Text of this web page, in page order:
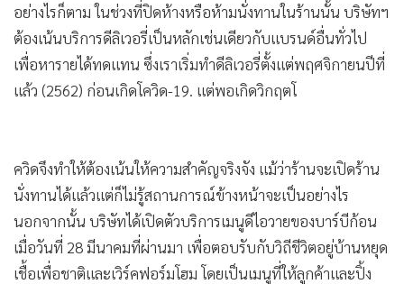
• Celeb Online
• Factcheck
• ญี่ปุ่น
อย่างไรก็ตาม ในช่วงที่ปิดห้างหรือห้ามนั่งทานในร้านนั้น บริษัทฯ
ต้องเน้นบริการดีลิเวอรี่เป็นหลักเช่นเดียวกับแบรนด์อื่นทั่วไป
เพื่อหารายได้ทดแทน ซึ่งเราเริ่มทำดีลิเวอรี่ตั้งแต่พฤศจิกายนปีที่
แล้ว (2562) ก่อนเกิดโควิด-19. แต่พอเกิดวิกฤตโ
ควิดจึงทำให้ต้องเน้นให้ความสำคัญจริงจัง แม้ว่าร้านจะเปิดร้าน
นั่งทานได้แล้วแต่ก็ไม่รู้สถานการณ์ข้างหน้าจะเป็นอย่างไร
นอกจากนั้น บริษัทได้เปิดตัวบริการเมนูดีไอวายของบาร์บีก้อน
เมื่อวันที่ 28 มีนาคมที่ผ่านมา เพื่อตอบรับกับวิถีชีวิตอยู่บ้านหยุด
เชื้อเพื่อชาติและเวิร์คฟอร์มโฮม โดยเป็นเมนูที่ให้ลูกค้าและปิ้ง